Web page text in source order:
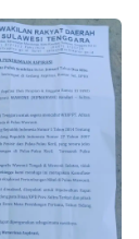
DPRD Sultra
IUP
di Pulau Wawonii